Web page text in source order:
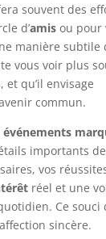
souvent des
d’amisou pour
manière subtile
vous voir plus
et qu’il envisage
commun.
événements
importants
vos
réel et une
Ce souci
sincère.